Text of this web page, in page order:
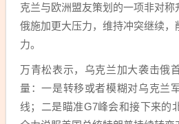
克兰与欧洲盟友策划的一项非对
俄施加更大压力，维持冲突继续
力。
万青松表示，乌克兰加大袭击俄
量：一是转移或者模糊对乌克兰
线；二是瞄准G7峰会和接下来的